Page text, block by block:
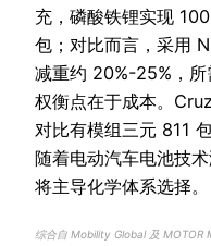
充，磷酸铁锂实现
包；对比而言，采用
减重约 20%-25%，所
权衡点在于成本。
对比有模组三元 811
随着电动汽车电池技
将主导化学体系选择。
综合自 Mobility Global 及 MOTOR